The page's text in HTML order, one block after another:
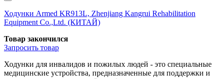
Ходунки Armed KR913L, Zhenjiang Kangrui Rehabilitation
Equipment Co.,Ltd. (КИТАЙ)
Товар закончился
Запросить товар
Ходунки для инвалидов и пожилых людей - это специальные
медицинские устройства, предназначенные для поддержки и